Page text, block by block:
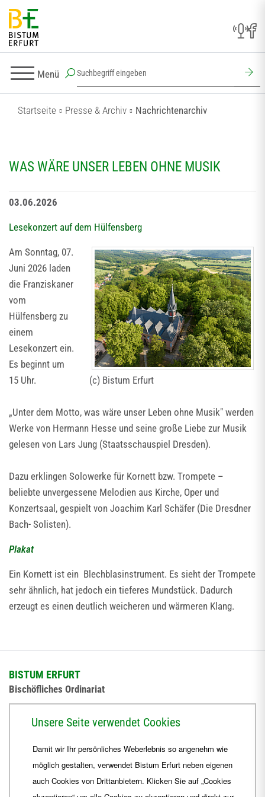
Menü
Startseite Presse & Archiv Nachrichtenarchiv
WAS WÄRE UNSER LEBEN OHNE MUSIK
03.06.2026
Lesekonzert auf dem Hülfensberg
(c) Bistum Erfurt
Am Sonntag, 07.
Juni 2026 laden
die Franziskaner
vom
Hülfensberg zu
einem
Lesekonzert ein.
Es beginnt um
15 Uhr.
„Unter dem Motto, was wäre unser Leben ohne Musik" werden
Werke von Hermann Hesse und seine große Liebe zur Musik
gelesen von Lars Jung (Staatsschauspiel Dresden).
Dazu erklingen Solowerke für Kornett bzw. Trompete –
beliebte unvergessene Melodien aus Kirche, Oper und
Konzertsaal, gespielt von Joachim Karl Schäfer (Die Dresdner
Bach- Solisten).
Plakat
Ein Kornett ist ein Blechblasinstrument. Es sieht der Trompete
sehr ähnlich, hat jedoch ein tieferes Mundstück. Dadurch
erzeugt es einen deutlich weicheren und wärmeren Klang.
BISTUM ERFURT
Bischöfliches Ordinariat
+49 361 6572-444
ordinariat Bistum-Erfurt.de
Unsere Seite verwendet Cookies
Damit wir Ihr persönliches Weberlebnis so angenehm wie
möglich gestalten, verwendet Bistum Erfurt neben eigenen
auch Cookies von Drittanbietern. Klicken Sie auf „Cookies